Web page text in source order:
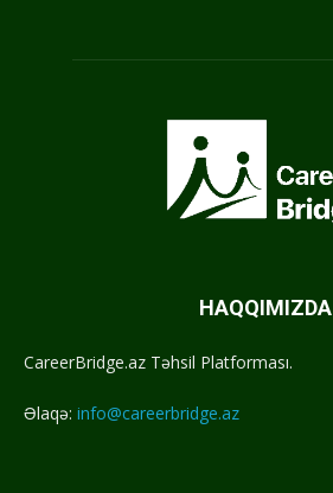
HAQQIMIZDA
CareerBridge.az Təhsil Platforması.
Əlaqə: info@careerbridge.az